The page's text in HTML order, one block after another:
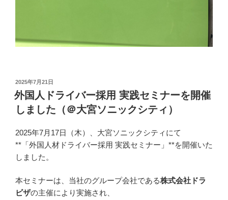
投
稿
日:
2025年7月21日
外国人ドライバー採用 実践セミナーを開催
しました（＠大宮ソニックシティ）
2025年7月17日（木）、大宮ソニックシティにて
**「外国人材ドライバー採用 実践セミナー」**を開催いた
しました。
本セミナーは、当社のグループ会社である株式会社ドラ
ビザの主催により実施され、